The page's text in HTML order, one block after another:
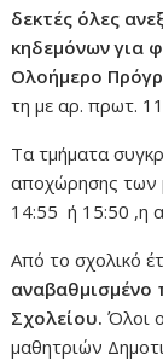
δεκτές όλες
κηδεμόνων για
Ολοήμερο
τη με αρ. πρωτ.
Τα τμήματα
αποχώρησης των
14:55 ή 15:50 ,η
Από το σχολικό
αναβαθμισμένο
Σχολείου. Όλοι
μαθητριών